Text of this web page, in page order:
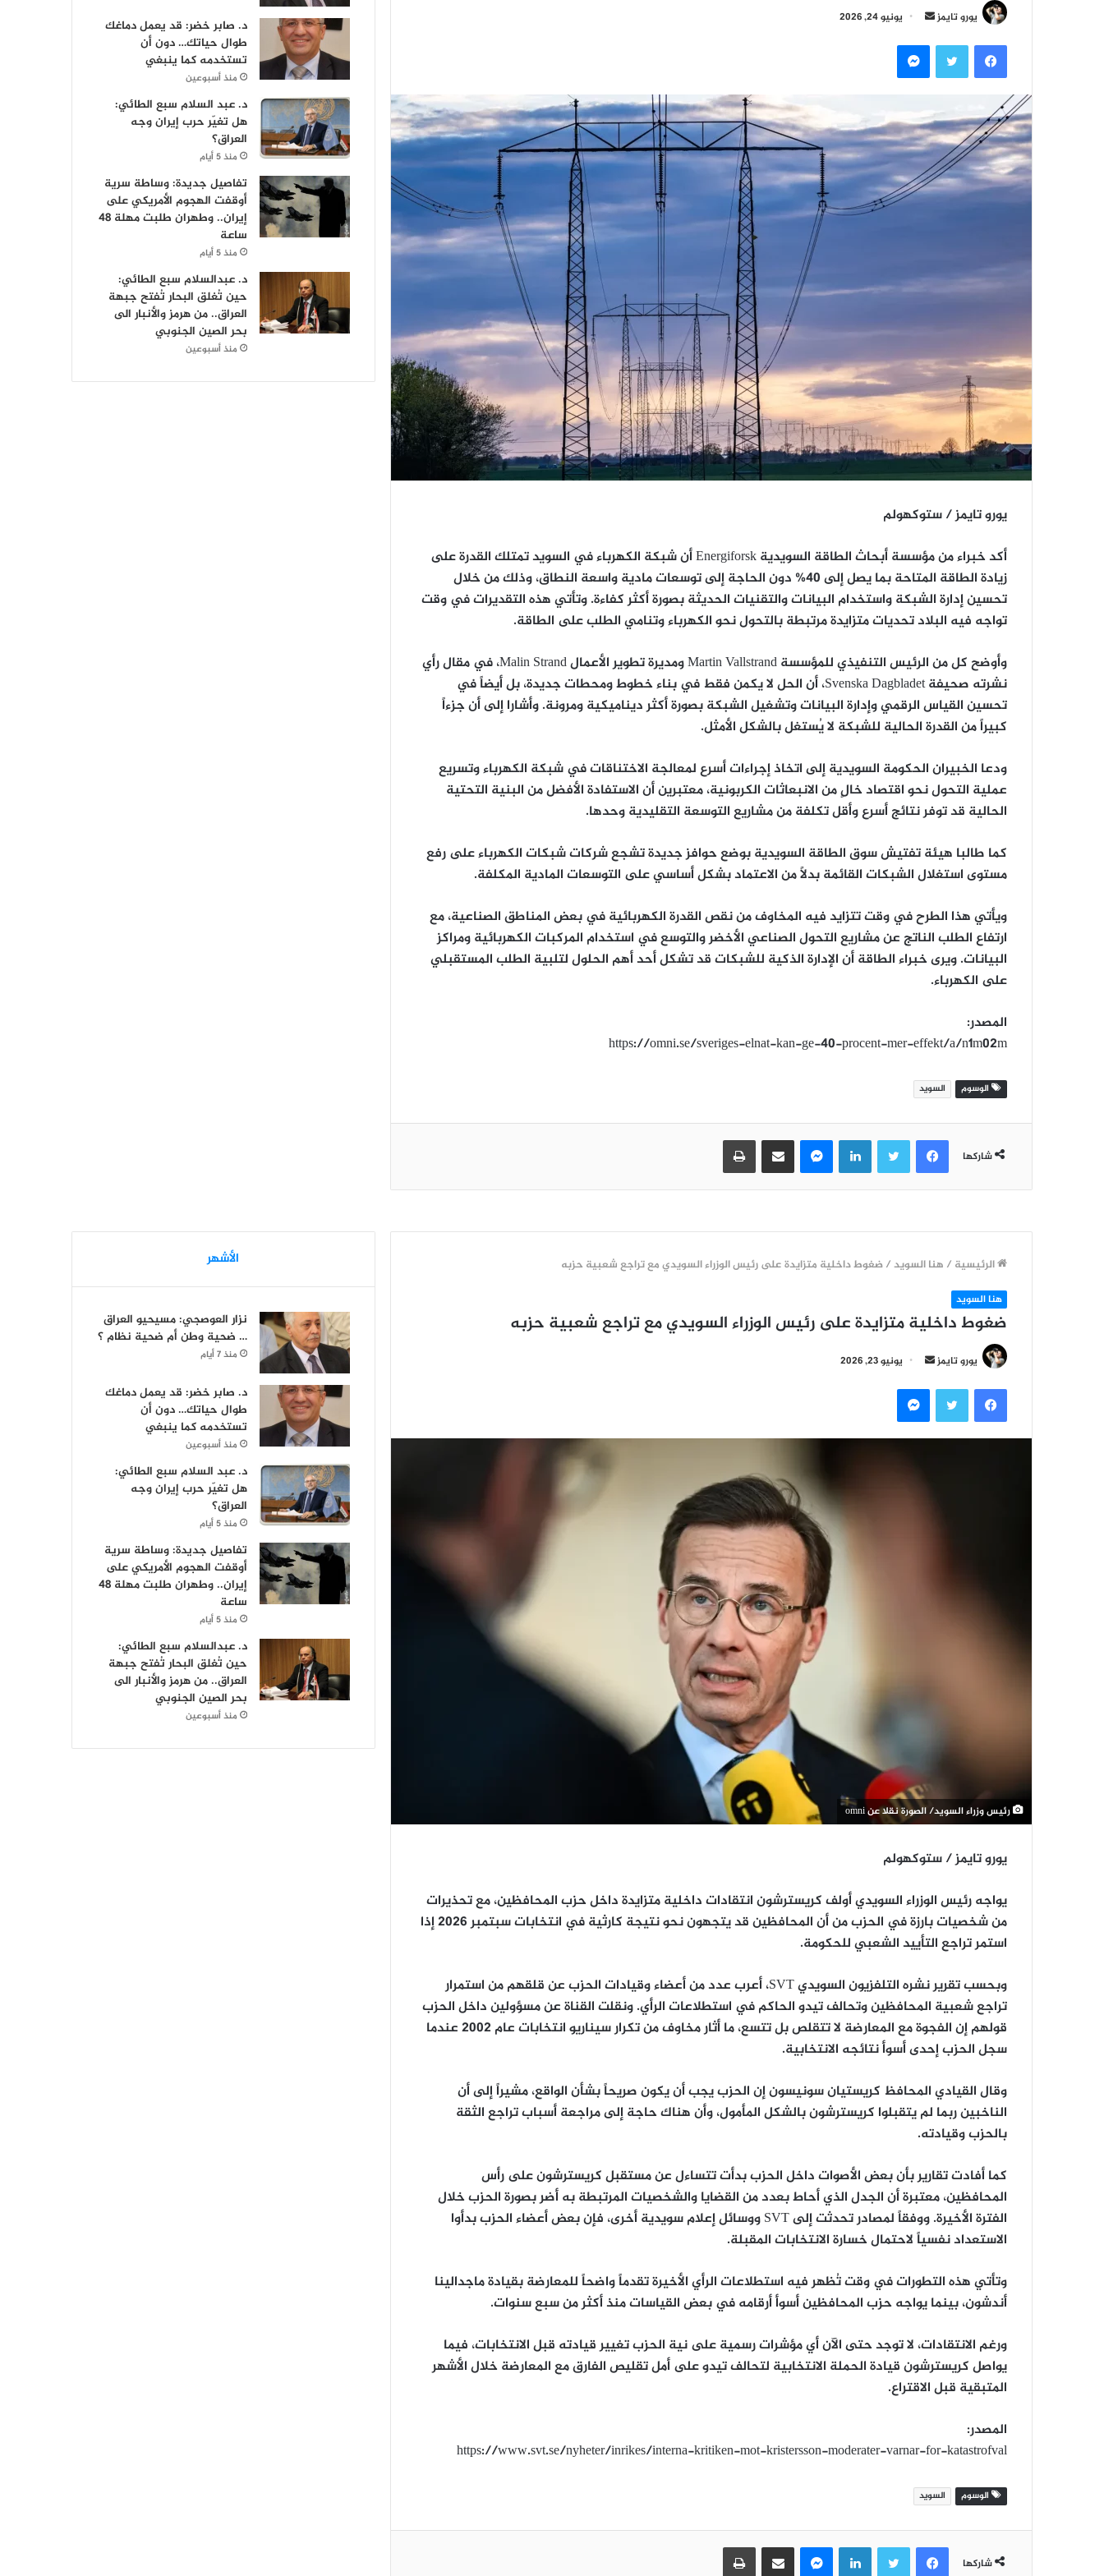
يورو تايمز
أرسل
إلكترونيا
يونيو 24, 2026
فيسبوكتويتر ماسنجر
يورو تايمز / ستوكهولم
أكد خبراء من مؤسسة أبحاث الطاقة السويدية Energiforsk أن شبكة الكهرباء في السويد تمتلك القدرة على
زيادة الطاقة المتاحة بما يصل إلى 40% دون الحاجة إلى توسعات مادية واسعة النطاق، وذلك من خلال
تحسين إدارة الشبكة واستخدام البيانات والتقنيات الحديثة بصورة أكثر كفاءة. وتأتي هذه التقديرات في وقت
تواجه فيه البلاد تحديات متزايدة مرتبطة بالتحول نحو الكهرباء وتنامي الطلب على الطاقة.
وأوضح كل من الرئيس التنفيذي للمؤسسة Martin Vallstrand ومديرة تطوير الأعمال Malin Strand، في مقال رأي
نشرته صحيفة Svenska Dagbladet، أن الحل لا يكمن فقط في بناء خطوط ومحطات جديدة، بل أيضاً في
تحسين القياس الرقمي وإدارة البيانات وتشغيل الشبكة بصورة أكثر ديناميكية ومرونة. وأشارا إلى أن جزءاً
كبيراً من القدرة الحالية للشبكة لا يُستغل بالشكل الأمثل.
ودعا الخبيران الحكومة السويدية إلى اتخاذ إجراءات أسرع لمعالجة الاختناقات في شبكة الكهرباء وتسريع
عملية التحول نحو اقتصاد خالٍ من الانبعاثات الكربونية، معتبرين أن الاستفادة الأفضل من البنية التحتية
الحالية قد توفر نتائج أسرع وأقل تكلفة من مشاريع التوسعة التقليدية وحدها.
كما طالبا هيئة تفتيش سوق الطاقة السويدية بوضع حوافز جديدة تشجع شركات شبكات الكهرباء على رفع
مستوى استغلال الشبكات القائمة بدلاً من الاعتماد بشكل أساسي على التوسعات المادية المكلفة.
ويأتي هذا الطرح في وقت تتزايد فيه المخاوف من نقص القدرة الكهربائية في بعض المناطق الصناعية، مع
ارتفاع الطلب الناتج عن مشاريع التحول الصناعي الأخضر والتوسع في استخدام المركبات الكهربائية ومراكز
البيانات. ويرى خبراء الطاقة أن الإدارة الذكية للشبكات قد تشكل أحد أهم الحلول لتلبية الطلب المستقبلي
على الكهرباء.
المصدر:
https://omni.se/sveriges-elnat-kan-ge-40-procent-mer-effekt/a/n1m02m
الوسوم السويد
شاركها
فيسبوكتويتر لينكدإنماسنجر مشاركة عبر البريد طباعة
د. صابر خضر: قد يعمل دماغك
طوال حياتك… دون أن
تستخدمه كما ينبغي
منذ أسبوعين
د. عبد السلام سبع الطائي:
هل تغيّر حرب إيران وجه
العراق؟
منذ 5 أيام
تفاصيل جديدة: وساطة سرية
أوقفت الهجوم الأمريكي على
إيران.. وطهران طلبت مهلة 48
ساعة
منذ 5 أيام
د. عبدالسلام سبع الطائي:
حين تُغلق البحار تُفتح جبهة
العراق.. من هرمز والأنبار الى
بحر الصين الجنوبي
منذ أسبوعين